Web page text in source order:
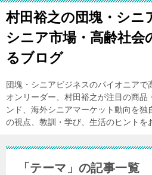
村田裕之の団塊・シニ
シニア市場・高齢社会
るブログ
団塊・シニアビジネスのパイオニアで
オンリーダー、村田裕之が注目の商品
ンド、海外シニアマーケット動向を独
の視点、教訓・学び、生活のヒントを
「テーマ」の記事一覧